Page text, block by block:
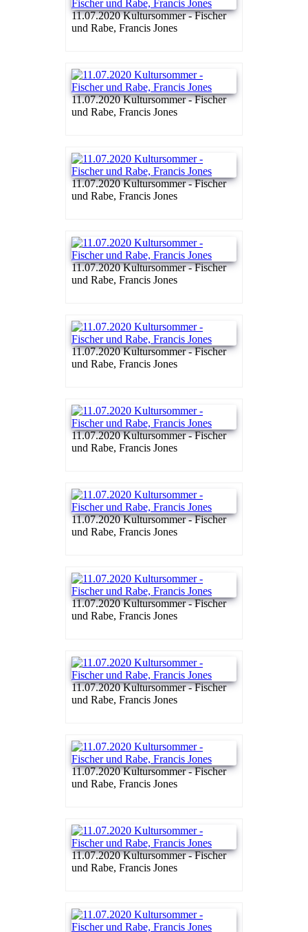
11.07.2020 Kultursommer - Fischer
und Rabe, Francis Jones
11.07.2020 Kultursommer - Fischer
und Rabe, Francis Jones
11.07.2020 Kultursommer - Fischer
und Rabe, Francis Jones
11.07.2020 Kultursommer - Fischer
und Rabe, Francis Jones
11.07.2020 Kultursommer - Fischer
und Rabe, Francis Jones
11.07.2020 Kultursommer - Fischer
und Rabe, Francis Jones
11.07.2020 Kultursommer - Fischer
und Rabe, Francis Jones
11.07.2020 Kultursommer - Fischer
und Rabe, Francis Jones
11.07.2020 Kultursommer - Fischer
und Rabe, Francis Jones
11.07.2020 Kultursommer - Fischer
und Rabe, Francis Jones
11.07.2020 Kultursommer - Fischer
und Rabe, Francis Jones